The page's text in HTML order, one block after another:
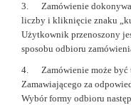
3. Zamówienie
liczby i kliknięcie znaku
Użytkownik przenoszony
sposobu odbioru
4. Zamówienie może być
Zamawiającego za
Wybór formy odbioru